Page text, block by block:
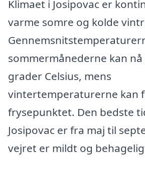
Klimaet i Josipovac er
varme somre og kolde
sommermånederne kan nå
grader Celsius, mens
vintertemperaturerne kan
frysepunktet. Den bedste
Josipovac er fra maj til
vejret er mildt og